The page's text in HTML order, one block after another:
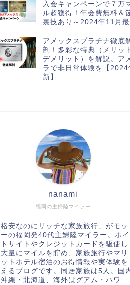
入会キャンペーンで７万
ル超獲得！年会費無料＆
裏技あり～2024年11月最
アメックスプラチナ徹底
剖！多彩な特典（メリッ
デメリット）を解説。ア
ラで非日常体験を【2024
新】
福岡の主婦陸マイラー
nanami
格安なのにリッチな家族旅行」がモッ
ーの福岡発40代主婦陸マイラー。ポイ
トサイトやクレジットカードを駆使し
大量にマイルを貯め、家族旅行やマリ
ットホテル宿泊のお得情報や実体験を
るブログです。同居家族は5人。国
沖縄・北海道、海外はグアム・ハワ